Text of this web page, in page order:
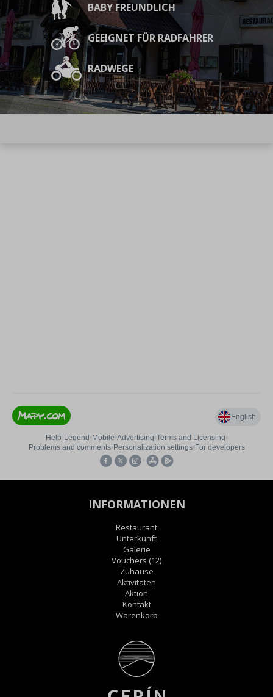
BABY FREUNDLICH
GEEIGNET FÜR RADFAHRER
RADWEGE
INFORMATIONEN
Restaurant
Unterkunft
Galerie
Vouchers (12)
Zuhause
Aktivitäten
Aktion
Kontakt
Warenkorb